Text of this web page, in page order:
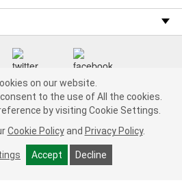
By clicking "Accept", you consent
of All the cookies.
by visiting Cookie Settings.
Cookie Policy and Privacy Policy.
Accept Decline
Auto Parts v OST_3.2.0.0.729 (3) cv1361
transparencia en las cadenas de suministro
on our website.
to the use of All the cookies.
by visiting Cookie Settings.
Cookie Policy and Privacy Policy.
Accept Decline